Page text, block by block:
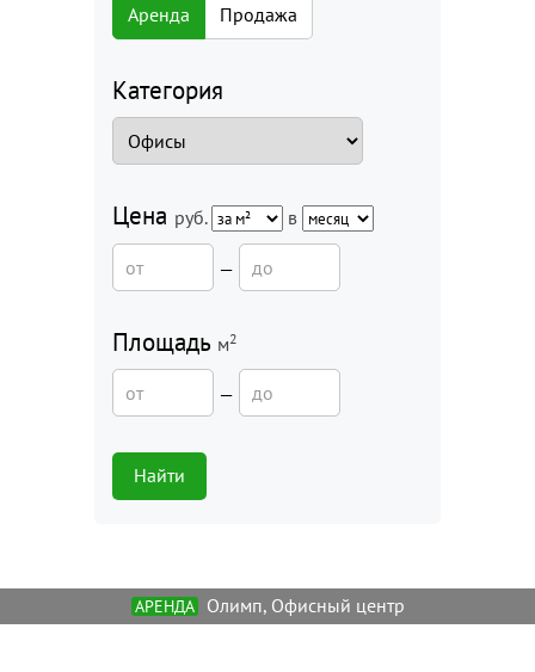
Аренда Продажа
Категория
Цена руб. в
—
Площадь м2
—
Найти
АРЕНДА Олимп, Офисный центр